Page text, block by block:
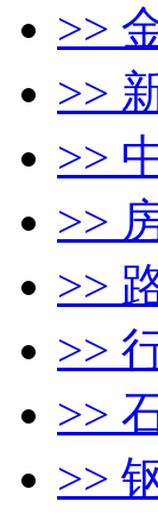
>>
>>
>>
>>
>>
>>
>>
>>